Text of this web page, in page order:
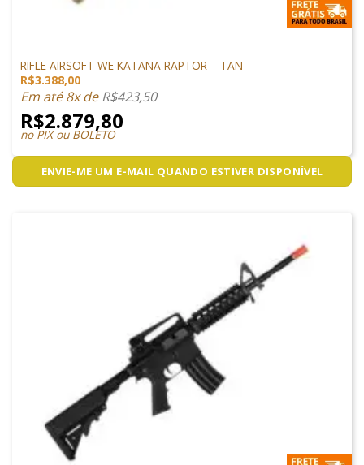
RIFLE AIRSOFT WE KATANA RAPTOR – TAN
R$3.388,00
Em até 8x deR$423,50
R$2.879,80
no PIX ou BOLETO
ENVIE-ME UM E-MAIL QUANDO ESTIVER DISPONÍVEL